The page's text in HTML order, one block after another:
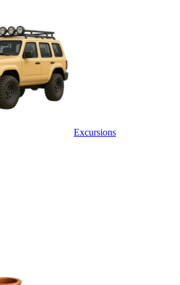
Excursions